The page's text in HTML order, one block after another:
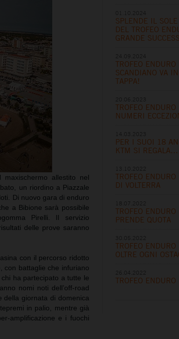
allestito nel
un riordino a Piazzale
Di nuovo gara di enduro
a Bibione sarà possibile
Pirelli. Il servizio
delle prove saranno
con il percorso ridotto
con battaglie che infuriano
ha partecipato a tutte le
nomi noti dell’off-road
della giornata di domenica
in palio, mentre già
amplificazione e i fuochi
SPLENDE IL
DEL TROFEO
GRANDE
TROFEO
SCANDIANO VA
TAPPA!
TROFEO
NUMERI
PER I SUOI 18
KTM SI REGALA…
TROFEO
DI VOLTERRA
TROFEO
PRENDE QUOTA
TROFEO
OLTRE OGNI
TROFEO